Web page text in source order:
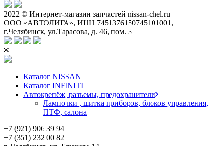
2022 © Интернет-магазин запчастей nissan-chel.ru
ООО «АВТОЛИГА», ИНН 7451376150745101001,
г.Челябинск, ул.Тарасова, д. 46, пом. 3
Каталог NISSAN
Каталог INFINITI
Автокрепёж, разъемы, предохранители
Лампочки , щитка приборов, блоков управления,
ПТФ, салона
+7 (921) 906 39 94
+7 (351) 232 00 82